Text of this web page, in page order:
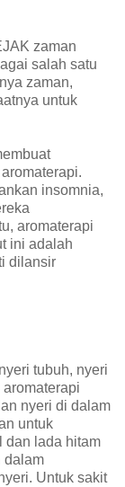
zaman
salah satu
zaman,
untuk
insomnia,
aromaterapi
ini adalah
dilansir
tubuh, nyeri
nyeri di dalam
untuk
dan lada hitam
dalam
Untuk sakit